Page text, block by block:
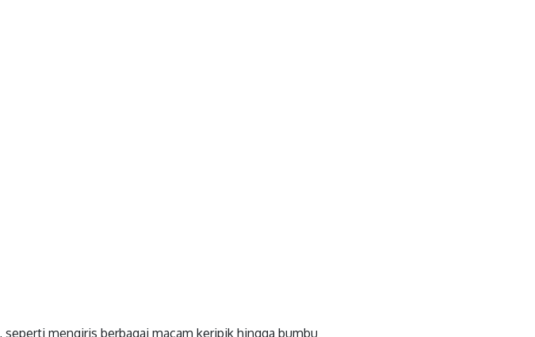
mengiris berbagai macam keripik hingga bumbu